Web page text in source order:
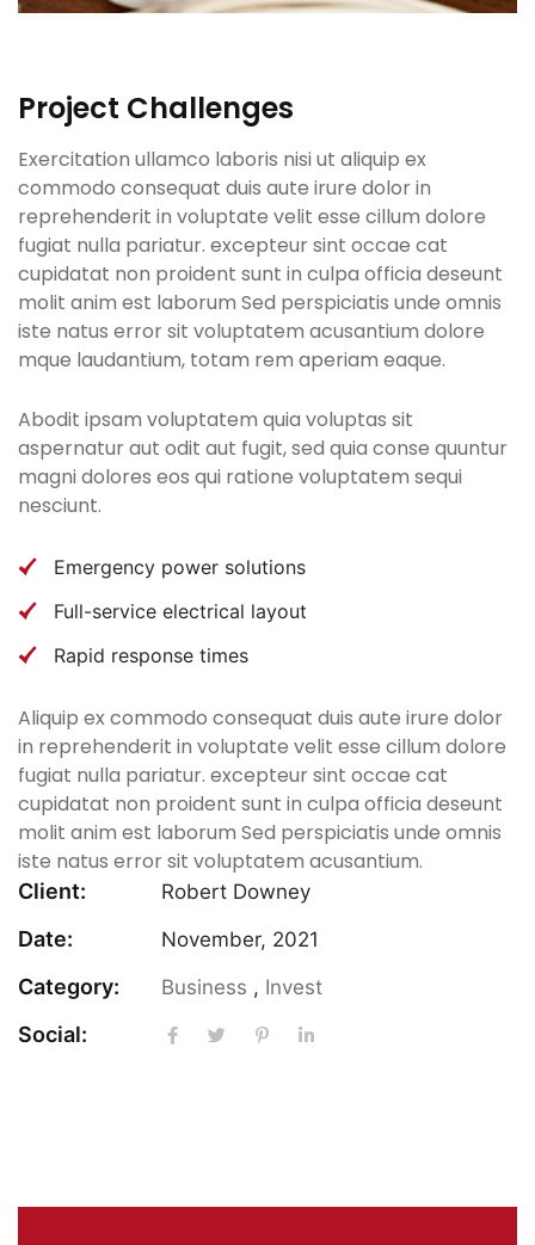
Project Challenges
Exercitation ullamco laboris nisi ut aliquip ex
commodo consequat duis aute irure dolor in
reprehenderit in voluptate velit esse cillum dolore
fugiat nulla pariatur. excepteur sint occae cat
cupidatat non proident sunt in culpa officia deseunt
molit anim est laborum Sed perspiciatis unde omnis
iste natus error sit voluptatem acusantium dolore
mque laudantium, totam rem aperiam eaque.
Abodit ipsam voluptatem quia voluptas sit
aspernatur aut odit aut fugit, sed quia conse quuntur
magni dolores eos qui ratione voluptatem sequi
nesciunt.
Emergency power solutions
Full-service electrical layout
Rapid response times
Aliquip ex commodo consequat duis aute irure dolor
in reprehenderit in voluptate velit esse cillum dolore
fugiat nulla pariatur. excepteur sint occae cat
cupidatat non proident sunt in culpa officia deseunt
molit anim est laborum Sed perspiciatis unde omnis
iste natus error sit voluptatem acusantium.
Client: Robert Downey
Date: November, 2021
Category: Business , Invest
Social: